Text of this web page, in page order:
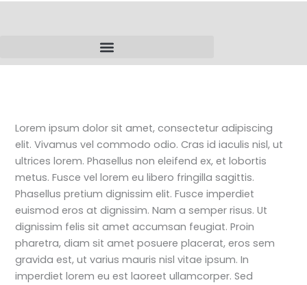
Lorem ipsum dolor sit amet, consectetur adipiscing
elit. Vivamus vel commodo odio. Cras id iaculis nisl, ut
ultrices lorem. Phasellus non eleifend ex, et lobortis
metus. Fusce vel lorem eu libero fringilla sagittis.
Phasellus pretium dignissim elit. Fusce imperdiet
euismod eros at dignissim. Nam a semper risus. Ut
dignissim felis sit amet accumsan feugiat. Proin
pharetra, diam sit amet posuere placerat, eros sem
gravida est, ut varius mauris nisl vitae ipsum. In
imperdiet lorem eu est laoreet ullamcorper. Sed